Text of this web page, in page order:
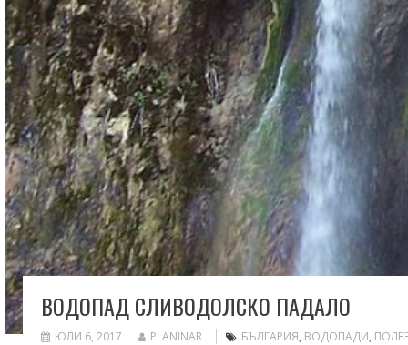
ВОДОПАД СЛИВОДОЛСКО ПАДАЛО
ЮЛИ 6, 2017 PLANINAR БЪЛГАРИЯ, ВОДОПАДИ,